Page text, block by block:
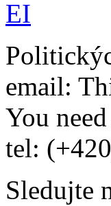
email:
You
tel:
Sledujte